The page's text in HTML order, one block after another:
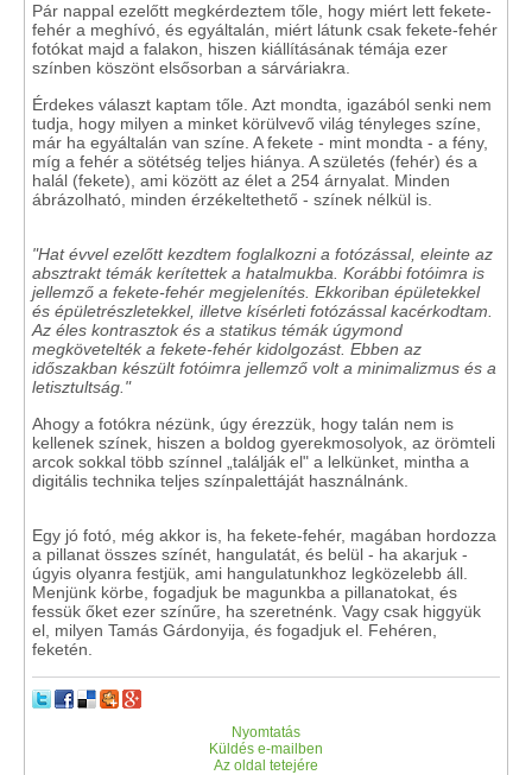
Pár nappal ezelőtt megkérdeztem tőle, hogy miért lett fekete-
fehér a meghívó, és egyáltalán, miért látunk csak fekete-fehér
fotókat majd a falakon, hiszen kiállításának témája ezer
színben köszönt elsősorban a sárváriakra.
Érdekes választ kaptam tőle. Azt mondta, igazából senki nem
tudja, hogy milyen a minket körülvevő világ tényleges színe,
már ha egyáltalán van színe. A fekete - mint mondta - a fény,
míg a fehér a sötétség teljes hiánya. A születés (fehér) és a
halál (fekete), ami között az élet a 254 árnyalat. Minden
ábrázolható, minden érzékeltethető - színek nélkül is.
"Hat évvel ezelőtt kezdtem foglalkozni a fotózással, eleinte az
absztrakt témák kerítettek a hatalmukba. Korábbi fotóimra is
jellemző a fekete-fehér megjelenítés. Ekkoriban épületekkel
és épületrészletekkel, illetve kísérleti fotózással kacérkodtam.
Az éles kontrasztok és a statikus témák úgymond
megkövetelték a fekete-fehér kidolgozást. Ebben az
időszakban készült fotóimra jellemző volt a minimalizmus és a
letisztultság."
Ahogy a fotókra nézünk, úgy érezzük, hogy talán nem is
kellenek színek, hiszen a boldog gyerekmosolyok, az örömteli
arcok sokkal több színnel „találják el" a lelkünket, mintha a
digitális technika teljes színpalettáját használnánk.
Egy jó fotó, még akkor is, ha fekete-fehér, magában hordozza
a pillanat összes színét, hangulatát, és belül - ha akarjuk -
úgyis olyanra festjük, ami hangulatunkhoz legközelebb áll.
Menjünk körbe, fogadjuk be magunkba a pillanatokat, és
fessük őket ezer színűre, ha szeretnénk. Vagy csak higgyük
el, milyen Tamás Gárdonyija, és fogadjuk el. Fehéren,
feketén.
Nyomtatás
Küldés e-mailben
Az oldal tetejére